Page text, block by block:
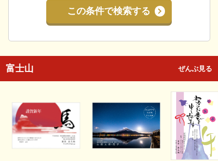
この条件で検索する
富士山 ぜんぶ見る